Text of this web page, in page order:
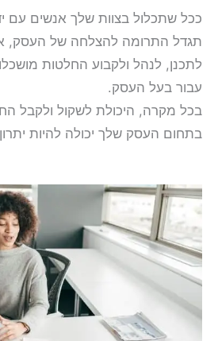
ככל שתכלול בצוות שלך אנשים עם
תגדל התרומה להצלחה של העסק,
לתכנן, לנהל ולקבוע החלטות
עבור בעל העסק.
בכל מקרה, היכולת לשקול ולקבל
בתחום העסק שלך יכולה להיות